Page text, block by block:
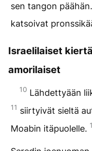
sen tangon
katsoivat
Israelilaiset
amorilaiset
10 Lähdettyään
11 siirtyivät sieltä
Moabin itäpuolelle.